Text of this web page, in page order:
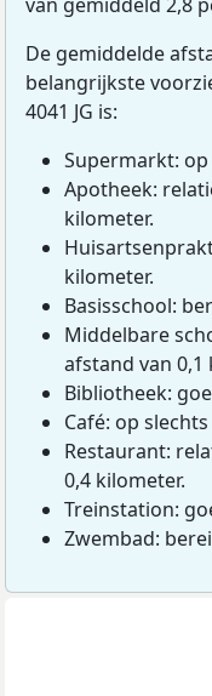
van gemiddeld 2,8
De gemiddelde
belangrijkste
4041 JG is:
Supermarkt:
Apotheek:
kilometer.
kilometer.
Basisschool:
Middelbare
afstand van 0,1
Bibliotheek:
Café: op
Restaurant:
0,4 kilometer.
Treinstation:
Zwembad: